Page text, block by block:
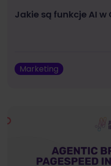
Jakie są funkcje AI w
Marketing